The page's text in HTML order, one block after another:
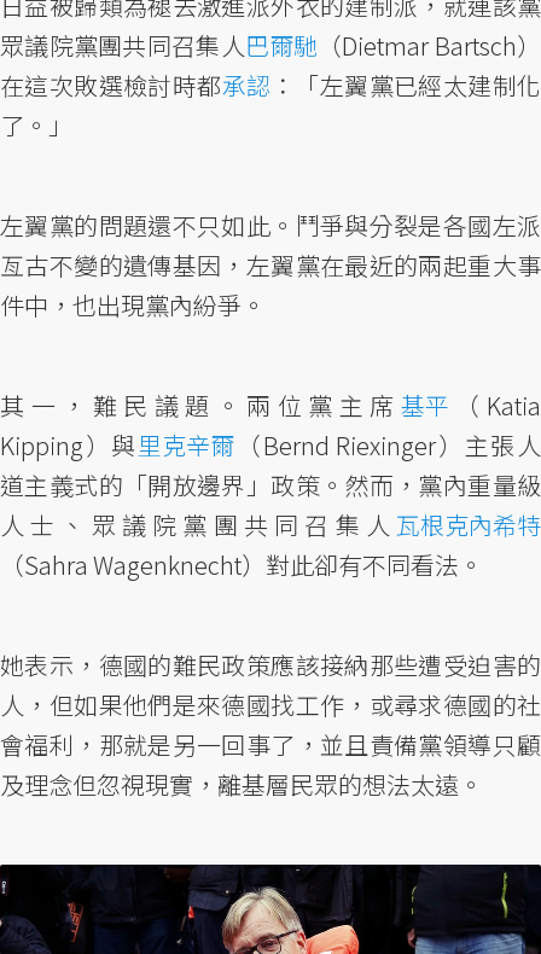
眾議院黨團共同召集人巴爾馳 （Dietmar Bartsch）
在這次敗選檢討時都承認 ：「左翼黨已經太建制化
了。」
左翼黨的問題還不只如此。鬥爭與分裂是各國左派
亙古不變的遺傳基因，左翼黨在最近的兩起重大事
件中，也出現黨內紛爭。
其一，難民議題。兩位黨主席 基平 （Katia
Kipping）與里克辛爾 （Bernd Riexinger）主張人
道主義式的「開放邊界」政策。然而，黨內重量級
人士、眾議院黨團共同召集人 瓦根克內希特
（Sahra Wagenknecht）對此卻有不同看法。
她表示，德國的難民政策應該接納那些遭受迫害的
人，但如果他們是來德國找工作，或尋求德國的社
會福利，那就是另一回事了，並且責備黨領導只顧
及理念但忽視現實，離基層民眾的想法太遠。